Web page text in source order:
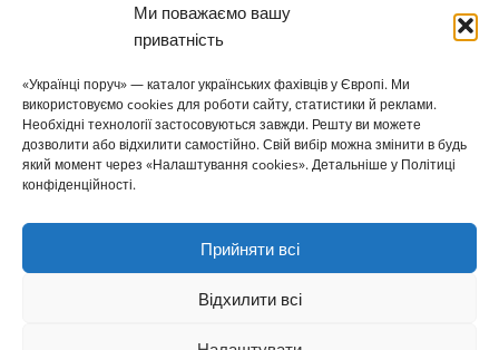
Ми поважаємо вашу
приватність
«Українці поруч» — каталог українських фахівців у Європі. Ми
використовуємо cookies для роботи сайту, статистики й реклами.
Необхідні технології застосовуються завжди. Решту ви можете
дозволити або відхилити самостійно. Свій вибір можна змінити в будь
який момент через «Налаштування cookies». Детальніше у Політиці
конфіденційності.
Прийняти всі
Відхилити всі
Політика конфіденційності / Datenschutz
Умови користування / AGB
Право на відмову / Widerrufsbelehrung
СЕРВІС
Доступність
Налаштування cookies
© 2026 Українці поруч · Зроблено з
для нашої спільноти